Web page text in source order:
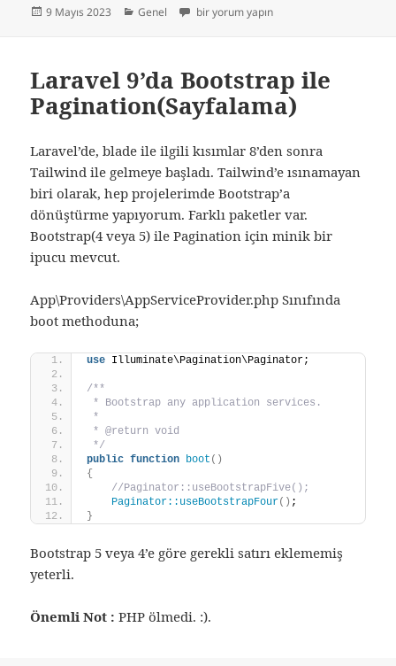
Yayın
9 Mayıs 2023 Kategoriler
Genel Php PSR Nedir? PHP Standards
bir yorum yapın
Laravel 9’da Bootstrap ile
Pagination(Sayfalama)
Laravel’de, blade ile ilgili kısımlar 8’den sonra
Tailwind ile gelmeye başladı. Tailwind’e ısınamayan
biri olarak, hep projelerimde Bootstrap’a
dönüştürme yapıyorum. Farklı paketler var.
Bootstrap(4 veya 5) ile Pagination için minik bir
ipucu mevcut.
App\Providers\AppServiceProvider.php Sınıfında
boot methoduna;
use Illuminate\Pagination\Paginator;
/**
* Bootstrap any application services.
*
* @return void
*/
public function boot ()
{
//Paginator::useBootstrapFive();
Paginator::useBootstrapFour() ;
}
Bootstrap 5 veya 4’e göre gerekli satırı eklememiş
yeterli.
Önemli Not : PHP ölmedi. :).